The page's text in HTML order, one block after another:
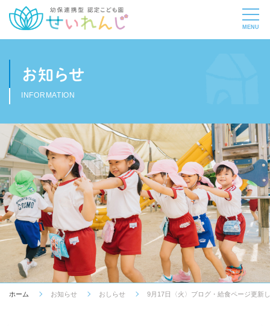
お知らせ
INFORMATION
ホーム お知らせ おしらせ 9月17日〈火〉ブログ・給食ページ更新